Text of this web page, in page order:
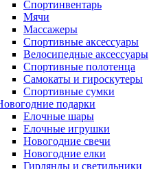
Спортинвентарь
Мячи
Массажеры
Спортивные аксессуары
Велосипедные аксессуары
Спортивные полотенца
Самокаты и гироскутеры
Спортивные сумки
подарки
Елочные шары
Елочные игрушки
Новогодние свечи
Новогодние елки
Гирлянды и светильники